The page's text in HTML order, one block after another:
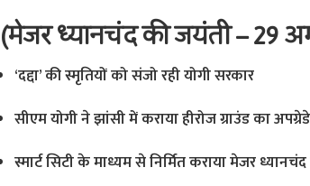
(मेजर ध्यानचंद की जयंती – 29
‘दद्दा’ की स्मृतियों को संजो रही योगी सरकार
सीएम योगी ने झांसी में कराया हीरोज ग्राउंड का
स्मार्ट सिटी के माध्यम से निर्मित कराया मेजर